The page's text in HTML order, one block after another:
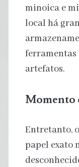
minoica e
local há
ferramentas
artefatos.
Momento
Entretanto,
papel exato